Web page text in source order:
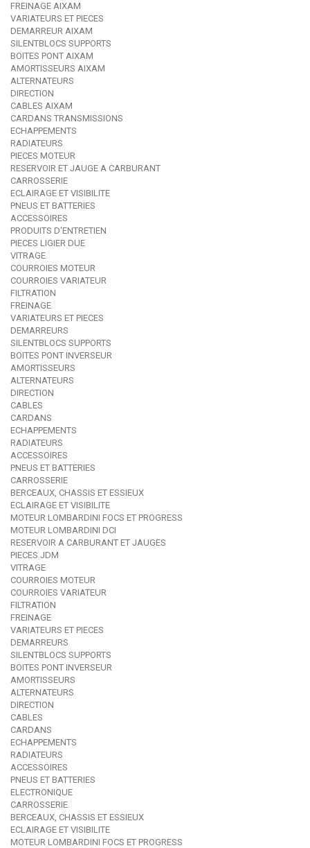
FREINAGE AIXAM
VARIATEURS ET PIECES
DEMARREUR AIXAM
SILENTBLOCS SUPPORTS
BOITES PONT AIXAM
AMORTISSEURS AIXAM
ALTERNATEURS
DIRECTION
CABLES AIXAM
CARDANS TRANSMISSIONS
ECHAPPEMENTS
RADIATEURS
PIECES MOTEUR
RESERVOIR ET JAUGE A CARBURANT
CARROSSERIE
ECLAIRAGE ET VISIBILITE
PNEUS ET BATTERIES
ACCESSOIRES
PRODUITS D'ENTRETIEN
PIECES LIGIER DUE
VITRAGE
COURROIES MOTEUR
COURROIES VARIATEUR
FILTRATION
FREINAGE
VARIATEURS ET PIECES
DEMARREURS
SILENTBLOCS SUPPORTS
BOITES PONT INVERSEUR
AMORTISSEURS
ALTERNATEURS
DIRECTION
CABLES
CARDANS
ECHAPPEMENTS
RADIATEURS
ACCESSOIRES
PNEUS ET BATTERIES
CARROSSERIE
BERCEAUX, CHASSIS ET ESSIEUX
ECLAIRAGE ET VISIBILITE
MOTEUR LOMBARDINI FOCS ET PROGRESS
MOTEUR LOMBARDINI DCI
RESERVOIR A CARBURANT ET JAUGES
PIECES JDM
VITRAGE
COURROIES MOTEUR
COURROIES VARIATEUR
FILTRATION
FREINAGE
VARIATEURS ET PIECES
DEMARREURS
SILENTBLOCS SUPPORTS
BOITES PONT INVERSEUR
AMORTISSEURS
ALTERNATEURS
DIRECTION
CABLES
CARDANS
ECHAPPEMENTS
RADIATEURS
ACCESSOIRES
PNEUS ET BATTERIES
ELECTRONIQUE
CARROSSERIE
BERCEAUX, CHASSIS ET ESSIEUX
ECLAIRAGE ET VISIBILITE
MOTEUR LOMBARDINI FOCS ET PROGRESS